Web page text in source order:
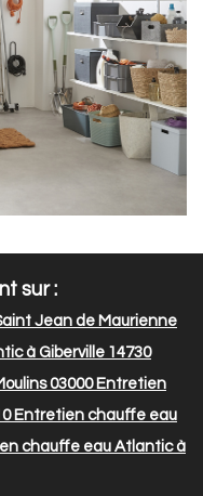
sur :
Jean de Maurienne
à Giberville 14730
03000Entretien
Entretien chauffe eau
chauffe eau Atlantic à